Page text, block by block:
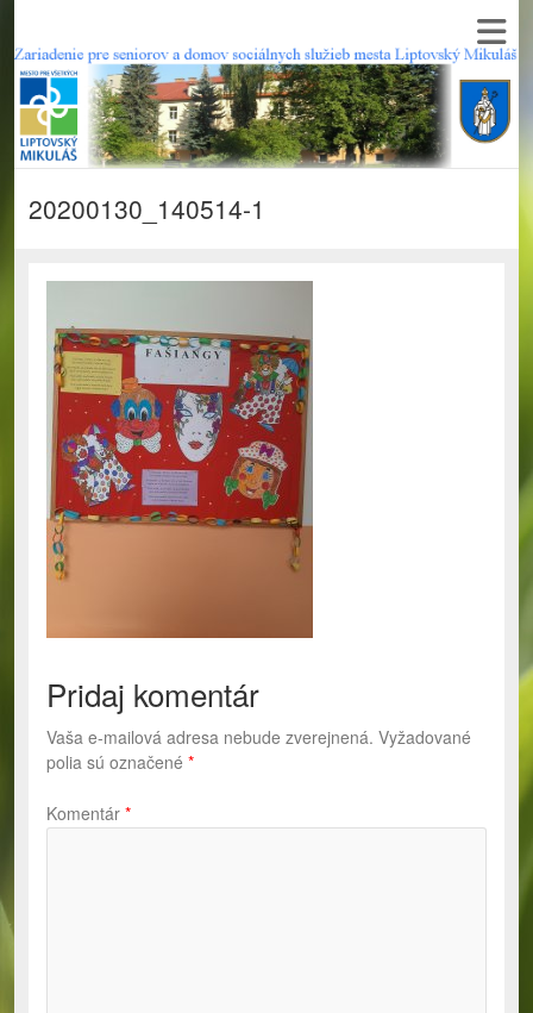
20200130_140514-1
Pridaj komentár
Vaša e-mailová adresa nebude zverejnená. Vyžadované
polia sú označené *
Komentár *